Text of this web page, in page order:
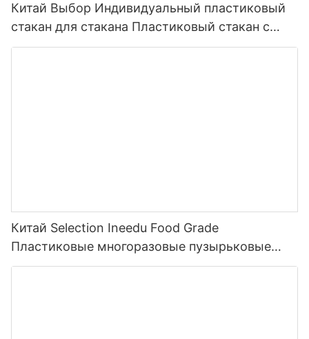
Китай Выбор Индивидуальный пластиковый
стакан для стакана Пластиковый стакан с
двойными стенками и соломенной вставкой
Китай Selection Ineedu Food Grade
Пластиковые многоразовые пузырьковые
чашки для чая Стамблеры с толстой соломой